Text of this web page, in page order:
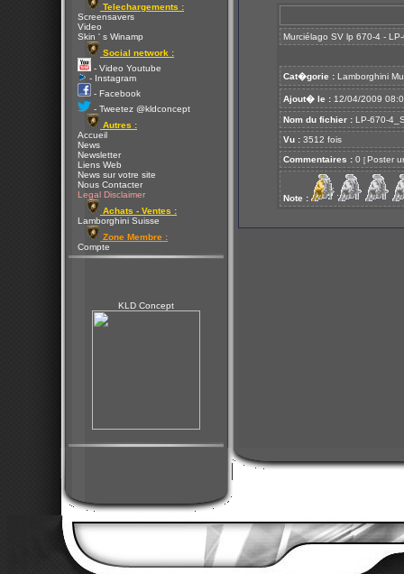
Telechargements :
Screensavers
Video
Skin ' s Winamp
Social network :
- Video Youtube
- Instagram
- Facebook
- Tweetez @kldconcept
Autres :
Accueil
News
Newsletter
Liens Web
News sur votre site
Nous Contacter
Legal Disclaimer
Achats - Ventes :
Lamborghini Suisse
Zone Membre :
Compte
KLD Concept
Murciélago SV lp 670-4 -
Cat�gorie : Lamborghini
Ajout� le : 12/04/2009
Nom du fichier : LP-670-
Vu : 3512 fois
Commentaires : 0 [ Poster
Note :